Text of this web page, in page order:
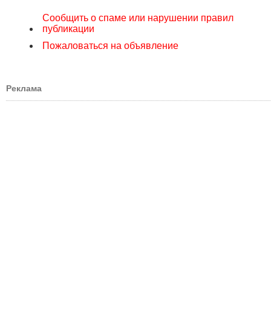
Сообщить о спаме или нарушении правил
публикации
Пожаловаться на объявление
Реклама